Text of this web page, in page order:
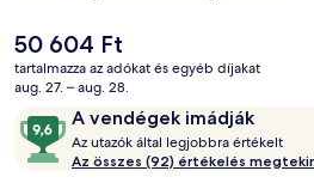
A
jelenlegi
ár
50 604 Ft
tartalmazza az adókat és egyéb díjakat
aug. 27. – aug. 28.
ÉrtékelésekA vendégek imádják
9,6
ennyiből:
10,
Az utazók által legjobbra értékelt
z
Az összes (92) értékelés